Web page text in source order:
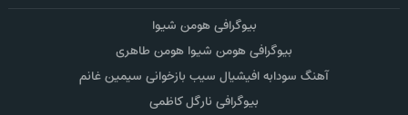
بیوگرافی هومن شیوا
بیوگرافی هومن شیوا هومن طاهری
آهنگ سودابه افیشیال سیب بازخوانی سیمین غانم
بیوگرافی نارگل کاظمی